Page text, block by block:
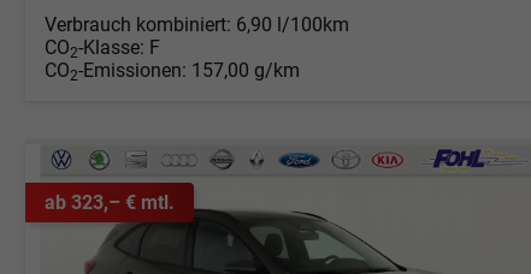
Verbrauch kombiniert: 6,90 l/100km
CO2-Klasse: F
CO2-Emissionen: 157,00 g/km
ab 323,– € mtl.